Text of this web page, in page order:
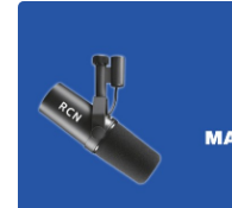
Evènements
Météo Nice